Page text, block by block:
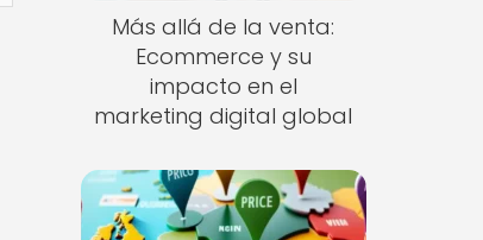
Más allá de la venta:
Ecommerce y su
impacto en el
marketing digital global